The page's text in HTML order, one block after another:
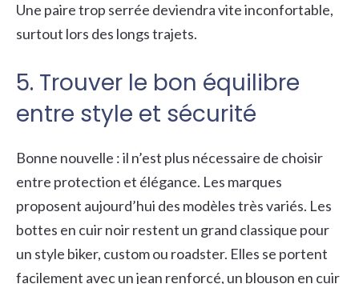
Une paire trop serrée deviendra vite inconfortable,
surtout lors des longs trajets.
5. Trouver le bon équilibre
entre style et sécurité
Bonne nouvelle : il n’est plus nécessaire de choisir
entre protection et élégance. Les marques
proposent aujourd’hui des modèles très variés. Les
bottes en cuir noir restent un grand classique pour
un style biker, custom ou roadster. Elles se portent
facilement avec un jean renforcé, un blouson en cuir